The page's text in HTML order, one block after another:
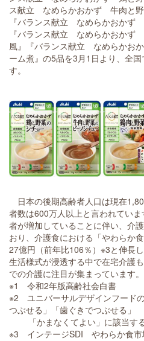
ス献立 なめらかおかず 牛肉と野
『バランス献立 なめらかおかず
『バランス献立 なめらかおか
風』『バランス献立 なめらかお
ーム煮』の5品を3月1日より、全
す。
日本の後期高齢者人口は現在
者数は600万人以上と言われてい
者が増加していることに伴い、介
おり、介護食における「やわらか
27億円（前年比106％）※3と伸長
生活様式が浸透する中で在宅介護
での介護に注目が集まっています。
※1 令和2年版高齢社会白書
※2 ユニバーサルデザインフード
つぶせる」「歯ぐきでつぶせる」
「かまなくてよい」に該当す
※3 インテージSDI やわらか食